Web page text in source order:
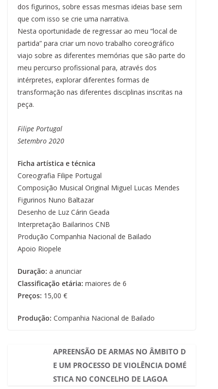
dos figurinos, sobre essas mesmas ideias base sem
que com isso se crie uma narrativa.
Nesta oportunidade de regressar ao meu “local de
partida” para criar um novo trabalho coreográfico
viajo sobre as diferentes memórias que são parte do
meu percurso profissional para, através dos
intérpretes, explorar diferentes formas de
transformação nas diferentes disciplinas inscritas na
peça.
Filipe Portugal
Setembro 2020
Ficha artística e técnica
Coreografia Filipe Portugal
Composição Musical Original Miguel Lucas Mendes
Figurinos Nuno Baltazar
Desenho de Luz Cárin Geada
Interpretação Bailarinos CNB
Produção Companhia Nacional de Bailado
Apoio Riopele
Duração: a anunciar
Classificação etária: maiores de 6
Preços: 15,00 €
Produção: Companhia Nacional de Bailado
APREENSÃO DE ARMAS NO ÂMBITO D
E UM PROCESSO DE VIOLÊNCIA DOMÉ
STICA NO CONCELHO DE LAGOA